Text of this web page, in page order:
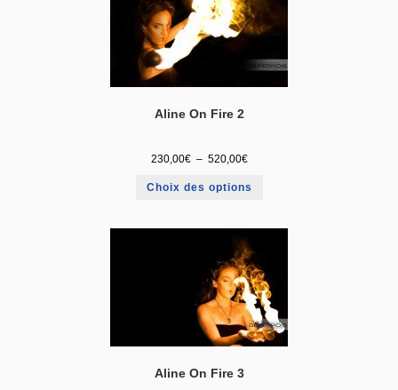
Aline On Fire 2
230,00€ – 520,00€
Choix des options
Aline On Fire 3